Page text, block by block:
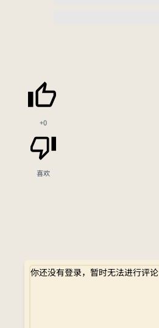
+0
喜欢
你还没有登录，暂时无法进行评论